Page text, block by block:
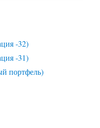
-32)
-31)
портфель)